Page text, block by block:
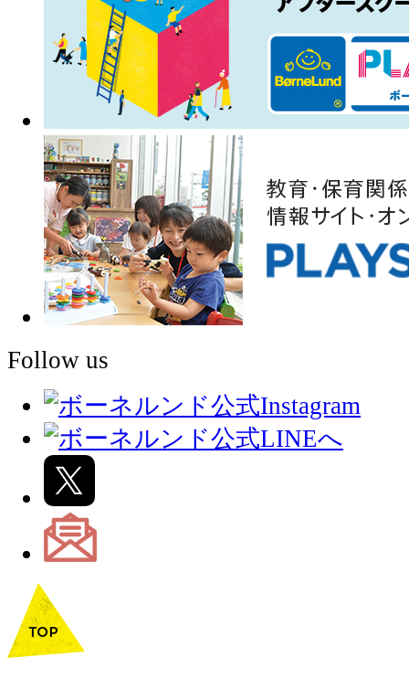
Follow us